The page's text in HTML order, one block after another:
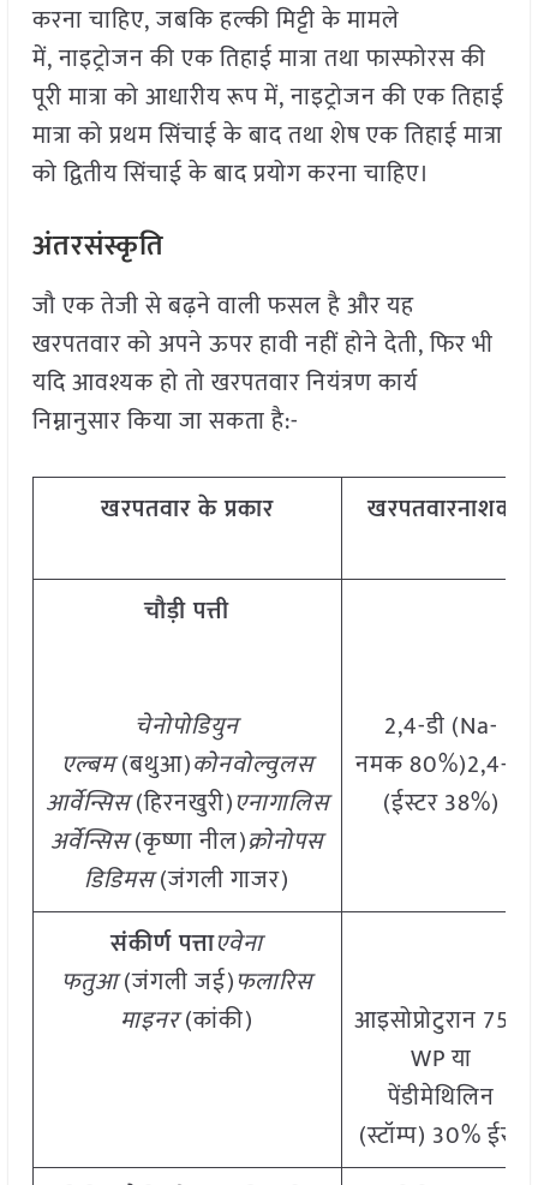
करना चाहिए, जबकि हल्की मिट्टी के मामले
में, नाइट्रोजन की एक तिहाई मात्रा तथा फास्फोरस की
पूरी मात्रा को आधारीय रूप में, नाइट्रोजन की एक तिहाई
मात्रा को प्रथम सिंचाई के बाद तथा शेष एक तिहाई मात्रा
को द्वितीय सिंचाई के बाद प्रयोग करना चाहिए।
अंतरसंस्कृति
जौ एक तेजी से बढ़ने वाली फसल है और यह
खरपतवार को अपने ऊपर हावी नहीं होने देती, फिर भी
यदि आवश्यक हो तो खरपतवार नियंत्रण कार्य
निम्नानुसार किया जा सकता है:-
खरपतवार के प्रकार खरपतवारनाशक
चौड़ी पत्ती
चेनोपोडियुन
एल्बम(बथुआ)कोनवोल्वुलस
आर्वेन्सिस(हिरनखुरी)एनागालिस
अर्वेन्सिस(कृष्णा नील)क्रोनोपस
डिडिमस(जंगली गाजर)
2,4-डी (Na-
नमक 80%)2,4-डी
(ईस्टर 38%)
संकीर्ण पत्ताएवेना
फतुआ(जंगली जई)फलारिस
माइनर(कांकी)
आइसोप्रोटुरान 75%
WP या
पेंडीमेथिलिन
(स्टॉम्प) 30% ईसी